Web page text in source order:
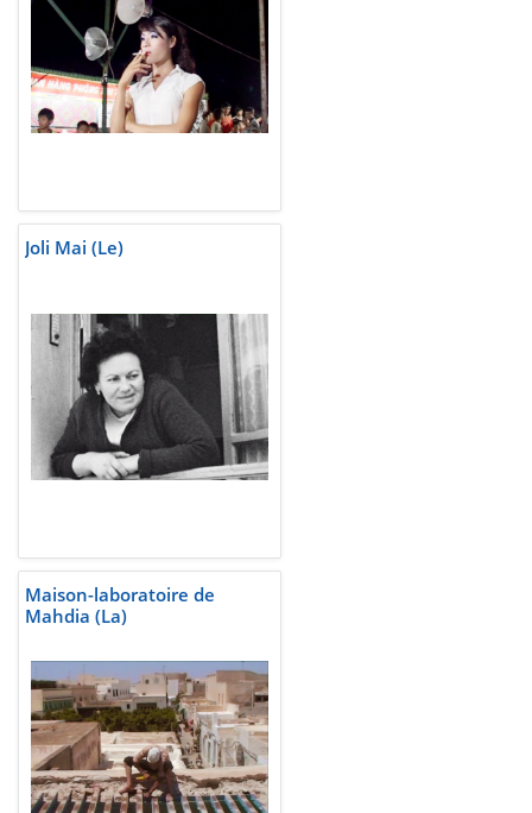
Joli Mai (Le)
Maison-laboratoire de
Mahdia (La)